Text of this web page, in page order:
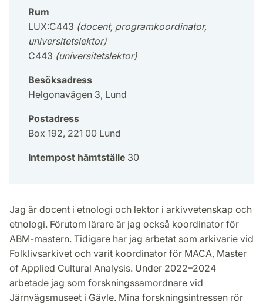
Rum
LUX:C443 (docent, programkoordinator,
universitetslektor)
C443 (universitetslektor)
Besöksadress
Helgonavägen 3, Lund
Postadress
Box 192, 221 00 Lund
Internpost hämtställe 30
Jag är docent i etnologi och lektor i arkivvetenskap och
etnologi. Förutom lärare är jag också koordinator för
ABM-mastern. Tidigare har jag arbetat som arkivarie vid
Folklivsarkivet och varit koordinator för MACA, Master
of Applied Cultural Analysis. Under 2022–2024
arbetade jag som forskningssamordnare vid
Järnvägsmuseet i Gävle. Mina forskningsintressen rör